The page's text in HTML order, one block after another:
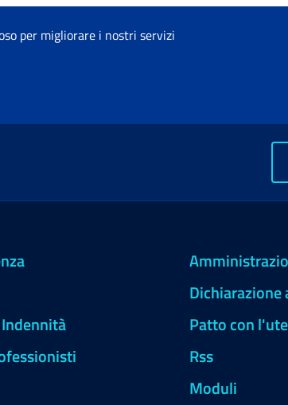
per migliorare i nostri servizi
Dichiarazione
Patto con
Rss
Moduli